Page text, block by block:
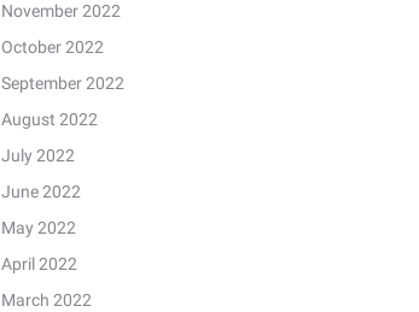
November 2022
October 2022
September 2022
August 2022
July 2022
June 2022
May 2022
April 2022
March 2022